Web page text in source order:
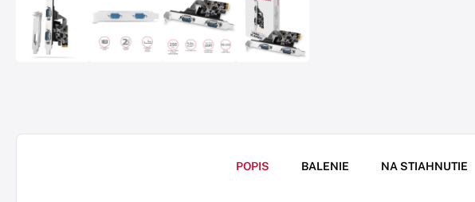
POPIS BALENIE NA STIAHNUTIE